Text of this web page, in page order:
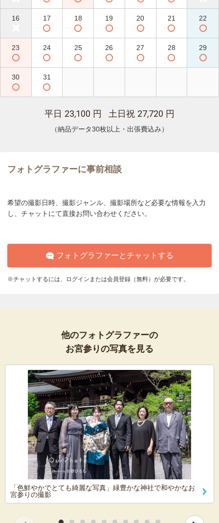
16 17 18 19 20 21 22
23 24 25 26 27 28 29
30 31
平日 23,100 円 土日祝 27,720 円
（納品データ30枚以上・出張費込み）
フォトグラファーに事前相談
希望の撮影日時、撮影ジャンル、撮影場所など必要な情報を入力
し、チャットにて直接お問い合わせください。
フォトグラファーとチャットする
※チャットするには、ログインまたは会員登録（無料）が必要です。
他のフォトグラファーの
お宮参りの写真を見る
「色鮮やかでとても綺麗な写真」緑豊かな神社で和やかなお
宮参りの撮影